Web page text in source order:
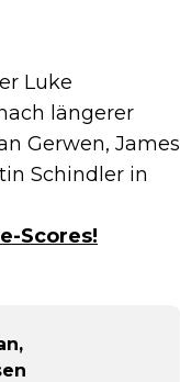
Luke
längerer
Gerwen, James
Schindler in
Scores!